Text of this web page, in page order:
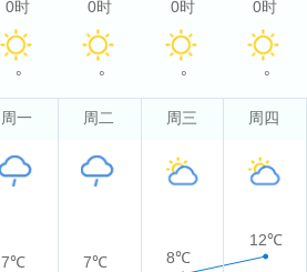
0时
°
0时
°
0时
°
0时
°
周一 周二 周三 周四
7℃ 7℃ 8℃
12℃